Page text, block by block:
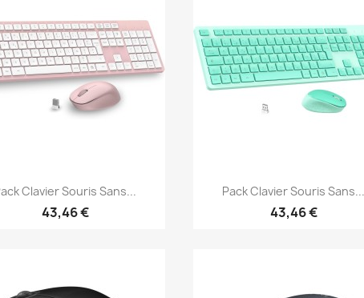
Aperçu rapide
Clavier Souris Sans...
43,46 €
Aperçu rapide
Pack Clavier Souris Sans...
43,46 €